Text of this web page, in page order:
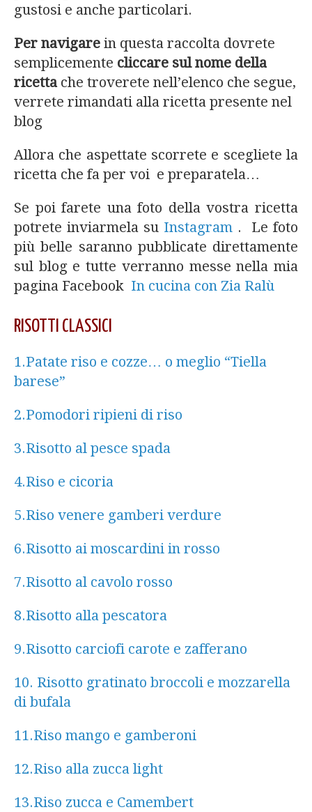
gustosi e anche particolari.
Per navigare in questa raccolta dovrete
semplicemente cliccare sul nome della
ricetta che troverete nell’elenco che segue,
verrete rimandati alla ricetta presente nel
blog
Allora che aspettate scorrete e scegliete la
ricetta che fa per voi e preparatela…
Se poi farete una foto della vostra ricetta
potrete inviarmela su Instagram . Le foto
più belle saranno pubblicate direttamente
sul blog e tutte verranno messe nella mia
pagina Facebook In cucina con Zia Ralù
RISOTTI CLASSICI
1.Patate riso e cozze… o meglio “Tiella
barese”
2.Pomodori ripieni di riso
3.Risotto al pesce spada
4.Riso e cicoria
5.Riso venere gamberi verdure
6.Risotto ai moscardini in rosso
7.Risotto al cavolo rosso
8.Risotto alla pescatora
9.Risotto carciofi carote e zafferano
10. Risotto gratinato broccoli e mozzarella
di bufala
11.Riso mango e gamberoni
12.Riso alla zucca light
13.Riso zucca e Camembert